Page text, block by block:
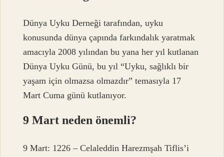
Dünya Uyku Derneği tarafından, uyku
konusunda dünya çapında farkındalık yaratmak
amacıyla 2008 yılından bu yana her yıl kutlanan
Dünya Uyku Günü, bu yıl “Uyku, sağlıklı bir
yaşam için olmazsa olmazdır” temasıyla 17
Mart Cuma günü kutlanıyor.
9 Mart neden önemli?
9 Mart: 1226 – Celaleddin Harezmşah Tiflis’i